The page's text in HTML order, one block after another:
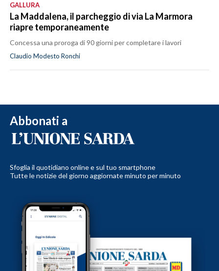
GALLURA
La Maddalena, il parcheggio di via La Marmora
riapre temporaneamente
Concessa una proroga di 90 giorni per completare i lavori
Claudio Modesto Ronchi
Abbonati a
Sfoglia il quotidiano online e sul tuo smartphone
Tutte le notizie del giorno aggiornate minuto per minuto